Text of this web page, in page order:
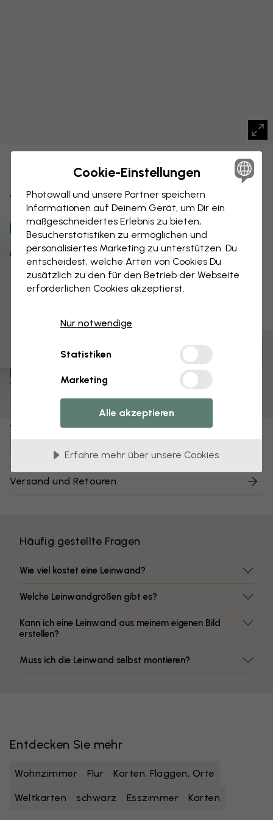
Weltkarte mit Städten
LEINWANDBILD Speichern
Anpassen und bestellen
Vormontiert und bereit zum Aufhängen
Matte Oberfläche
Farben mit hoher Lichtbeständigkeit
Artikel Nummer:
e325696
Versand und Retouren
Häufig gestellte Fragen
Wie viel kostet eine Leinwand?
Welche Leinwandgrößen gibt es?
Kann ich eine Leinwand aus meinem eigenen Bild
erstellen?
Muss ich die Leinwand selbst montieren?
Entdecken Sie mehr
Wohnzimmer Flur Karten, Flaggen, Orte
Weltkarten schwarz Esszimmer Karten
Cookie-Einstellungen
Photowall und unsere Partner speichern
Informationen auf Deinem Gerät, um Dir ein
maßgeschneidertes Erlebnis zu bieten,
Besucherstatistiken zu ermöglichen und
personalisiertes Marketing zu unterstützen. Du
entscheidest, welche Arten von Cookies Du
zusätzlich zu den für den Betrieb der Webseite
erforderlichen Cookies akzeptierst.
Nur notwendige
Statistiken
Marketing
Alle akzeptieren
Erfahre mehr über unsere Cookies